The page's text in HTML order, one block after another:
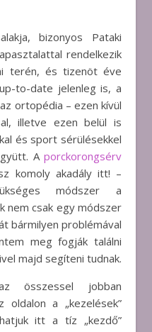
bizonyos Pataki
rendelkezik
terén, és tizenöt éve
to-date jelenleg is, a
ortopédia – ezen kívül
illetve ezen belül is
és sport sérülésekkel
A porckorongsérv
komoly akadály itt! –
módszer a
nem csak egy módszer
bármilyen problémával
meg fogják találni
majd segíteni tudnak.
összessel jobban
oldalon a „kezelések”
itt a tíz „kezdő”